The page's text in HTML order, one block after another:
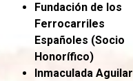
Fundación de los
Ferrocarriles
Españoles (Socio
Honorífico)
Inmaculada Aguilar